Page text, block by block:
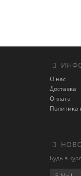
О нас
Доставка
Оплата
Политика
Будь в